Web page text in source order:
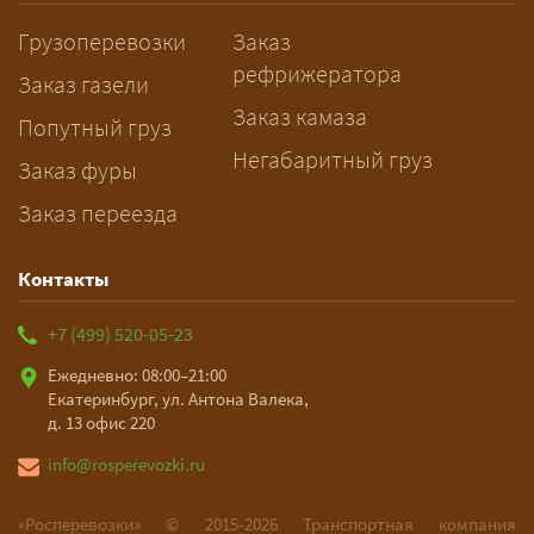
заблаговременно — логист
рассчитает маршрут и запустит
подготовку документов.
Грузоперевозки
Заказ газели
Попутный груз
Заказ фуры
Заказ переезда
Заказ
рефрижератора
Заказ камаза
Негабаритный груз
Контакты
+7 (499) 520-05-23
Ежедневно: 08:00–21:00
Екатеринбург, ул. Антона Валека,
д. 13 офис 220
info@rosperevozki.ru
«Росперевозки» © 2015-2026 Транспортная компания